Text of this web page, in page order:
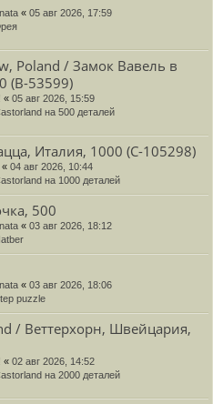
« 05 авг 2026, 17:59
Poland / Замок Вавель в
(B-53599)
« 05 авг 2026, 15:59
на 500 деталей
Италия, 1000 (C-105298)
« 04 авг 2026, 10:44
на 1000 деталей
500
« 03 авг 2026, 18:12
« 03 авг 2026, 18:06
puzzle
/ Веттерхорн, Швейцария,
« 02 авг 2026, 14:52
на 2000 деталей